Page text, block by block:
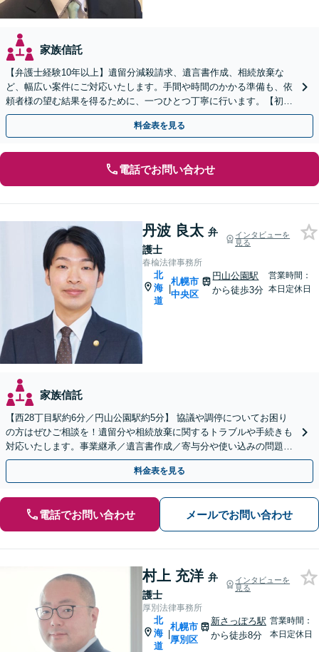
家族信託
【弁護士経験10年以上】遺留分減殺請求、遺言書作成、相続放棄な
ど、幅広い案件にご対応いたします。手間や時間のかかる準備も、依
頼者様の望む結果を得るために、一つひとつ丁寧に行います。【初回
相談無料】【分割払い対応】
料金表を見る
電話でお問い合わせ
丹波 良太 弁
護士
インタビューを
見る
春楡法律事務所
北
海
道
|
札幌市
中央区
円山公園駅
から徒歩3分
営業時間：
本日定休日
家族信託
【西28丁目駅約6分／円山公園駅約5分】 協議や調停についてお困り
の方はぜひご相談を！遺留分や相続放棄に関するトラブルや手続きも
対応いたします。事業継承／遺言書作成／寄与分や使い込みの問題／
家族信託の手続き
料金表を見る
電話でお問い合わせ メールでお問い合わせ
村上 充洋 弁
護士
インタビューを
見る
厚別法律事務所
北
海
道
|
札幌市
厚別区
新さっぽろ駅
から徒歩8分
営業時間：
本日定休日